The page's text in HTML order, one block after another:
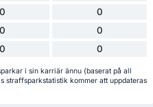
0 0
0 0
0 0
i sin karriär ännu (baserat på all
straffsparkstatistik kommer att uppdateras